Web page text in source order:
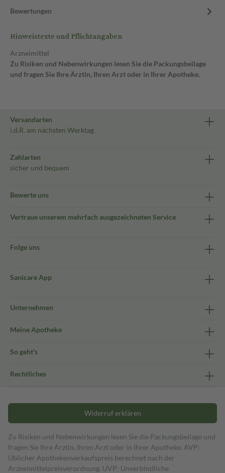
Bewertungen
Hinweistexte und Pflichtangaben
Arzneimittel
Zu Risiken und Nebenwirkungen lesen Sie die Packungsbeilage
und fragen Sie Ihre Ärztin, Ihren Arzt oder in Ihrer Apotheke.
Versandarten
i.d.R. am nächsten Werktag
Zahlarten
sicher und bequem
Bewerte uns
Vertraue unserem mehrfach ausgezeichneten Service
Folge uns
Sanicare App
Unternehmen
Meine Apotheke
So geht's
Rechtliches
Widerruf erklären
Zu Risiken und Nebenwirkungen lesen Sie die Packungsbeilage und
fragen Sie Ihre Ärztin, Ihren Arzt oder in Ihrer Apotheke. AVP:
Üblicher Apothekenverkaufspreis berechnet nach der
Arzneimittelpreisverordnung. UVP: Unverbindliche